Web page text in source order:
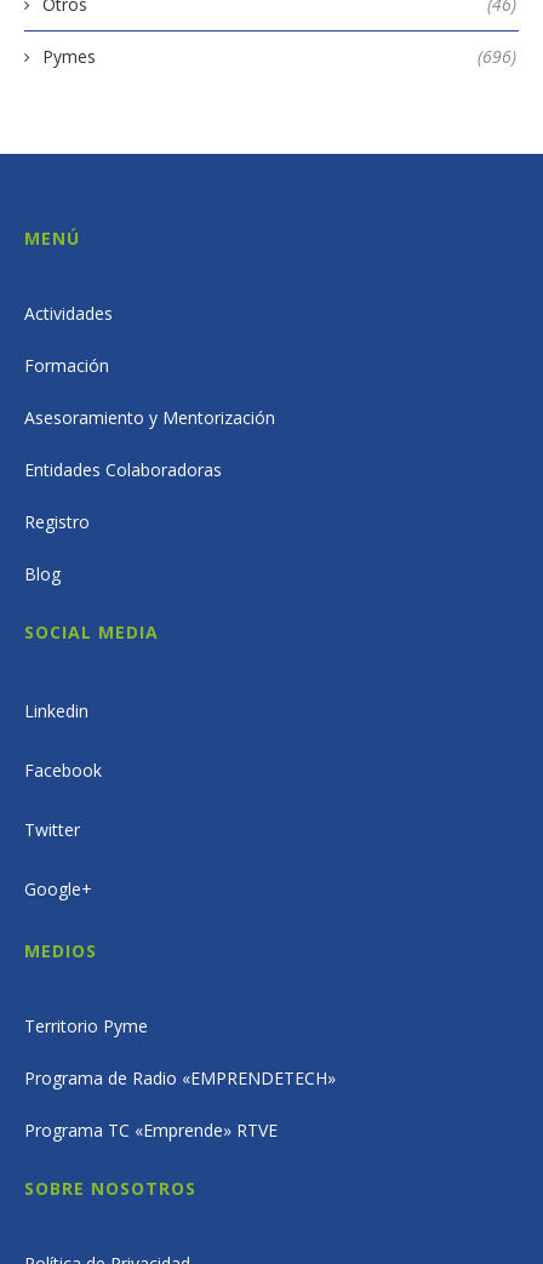
Pymes (696)
MENÚ
Actividades
Formación
Asesoramiento y Mentorización
Entidades Colaboradoras
Registro
Blog
SOCIAL MEDIA
Linkedin
Facebook
Twitter
Google+
MEDIOS
Territorio Pyme
Programa de Radio «EMPRENDETECH»
Programa TC «Emprende» RTVE
SOBRE NOSOTROS